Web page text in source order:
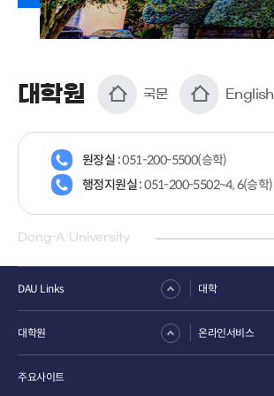
대학원 국문 English
원장실 :051-200-5500(승학)
행정지원실 :051-200-5502~4, 6(승학)
Dong-A University
DAU Links 대학
대학원 온라인서비스
주요사이트